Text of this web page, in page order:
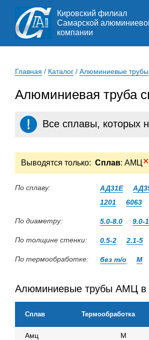
Кировский филиал
Самарской
компании
Главная / Каталог / Алюминиевые трубы
Алюминиевая труба
Все сплавы, которых
Выводятся только: Сплав: АМЦ ✕
По сплаву: АД31Е
1201
6063
По диаметру: 5.0-8.0 9.0-
По толщине стенки: 0.5-2 2.1-5
По термообработке: без т/о М
Алюминиевые трубы АМЦ в
Сплав Термообработка
Амц М